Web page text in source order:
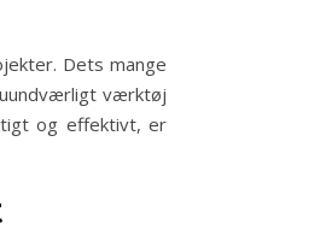
Dets mange
værktøj
og effektivt, er